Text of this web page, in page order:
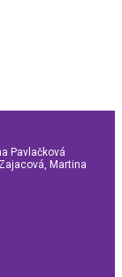
Pavlačková
Martina